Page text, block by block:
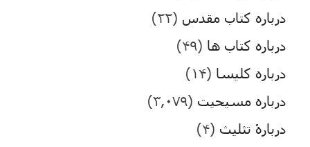
درباره کتاب مقدس (۲۲)
درباره کتاب ها (۴۹)
درباره کلیسا (۱۴)
درباره مسیحیت (۳,۰۷۹)
دربارۀ تثلیث (۴)